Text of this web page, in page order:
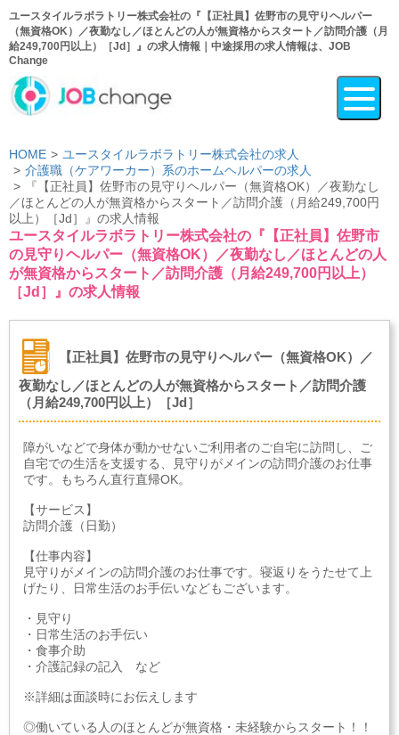
ユースタイルラボラトリー株式会社の『【正社員】佐野市の見守りヘルパー
（無資格OK）／夜勤なし／ほとんどの人が無資格からスタート／訪問介護（月
給249,700円以上）［Jd］』の求人情報｜中途採用の求人情報は、JOB
Change
HOME
ユースタイルラボラトリー株式会社の求人
介護職（ケアワーカー）系のホームヘルパーの求人
『【正社員】佐野市の見守りヘルパー（無資格OK）／夜勤なし
／ほとんどの人が無資格からスタート／訪問介護（月給249,700円
以上）［Jd］』の求人情報
ユースタイルラボラトリー株式会社の『【正社員】佐野市
の見守りヘルパー（無資格OK）／夜勤なし／ほとんどの人
が無資格からスタート／訪問介護（月給249,700円以上）
［Jd］』の求人情報
【正社員】佐野市の見守りヘルパー（無資格OK）／
夜勤なし／ほとんどの人が無資格からスタート／訪問介護
（月給249,700円以上）［Jd］
障がいなどで身体が動かせないご利用者のご自宅に訪問し、ご
自宅での生活を支援する、見守りがメインの訪問介護のお仕事
です。もちろん直行直帰OK。
【サービス】
訪問介護（日勤）
【仕事内容】
見守りがメインの訪問介護のお仕事です。寝返りをうたせて上
げたり、日常生活のお手伝いなどもございます。
・見守り
・日常生活のお手伝い
・食事介助
・介護記録の記入 など
※詳細は面談時にお伝えします
◎働いている人のほとんどが無資格・未経験からスタート！！